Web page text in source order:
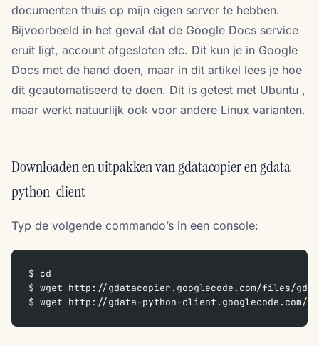
documenten thuis op mijn eigen server te hebben.
Bijvoorbeeld in het geval dat de Google Docs service
eruit ligt, account afgesloten etc. Dit kun je in Google
Docs met de hand doen, maar in dit artikel lees je hoe
dit geautomatiseerd te doen. Dit is getest met Ubuntu ,
maar werkt natuurlijk ook voor andere Linux varianten.
Downloaden en uitpakken van gdatacopier en gdata-
python-client
Typ de volgende commando’s in een console:
$ cd
$ wget http://gdatacopier.googlecode.com/files/
$ wget http://gdata-python-